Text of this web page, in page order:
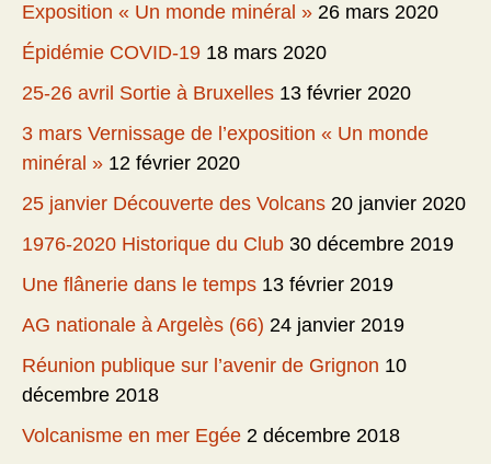
Exposition « Un monde minéral » 26 mars 2020
Épidémie COVID-19 18 mars 2020
25-26 avril Sortie à Bruxelles 13 février 2020
3 mars Vernissage de l’exposition « Un monde
minéral » 12 février 2020
25 janvier Découverte des Volcans 20 janvier 2020
1976-2020 Historique du Club 30 décembre 2019
Une flânerie dans le temps 13 février 2019
AG nationale à Argelès (66) 24 janvier 2019
Réunion publique sur l’avenir de Grignon 10
décembre 2018
Volcanisme en mer Egée 2 décembre 2018